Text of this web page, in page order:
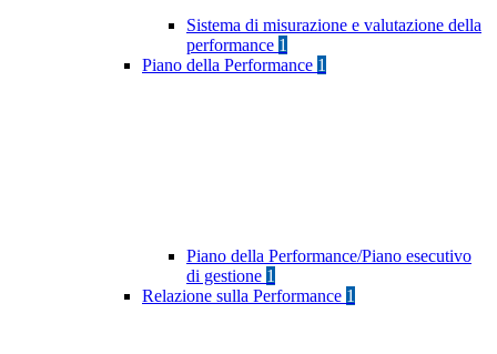
Sistema di misurazione e valutazione della
performance 1
Piano della Performance 1
Piano della Performance/Piano esecutivo
di gestione 1
Relazione sulla Performance 1